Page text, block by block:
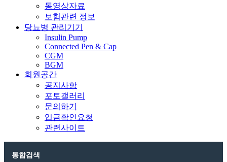
동영상자료
보험관련 정보
당뇨병 관리기기
Insulin Pump
Connected Pen & Cap
CGM
BGM
회원공간
공지사항
포토갤러리
문의하기
입금확인요청
관련사이트
통합검색